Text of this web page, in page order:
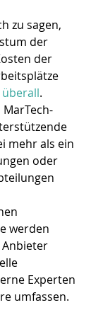
zu sagen,
der
der
.
mehr als ein
oder
werden
Experten
umfassen.